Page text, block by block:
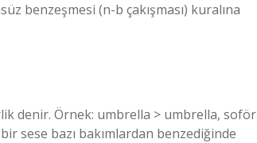
benzeşmesi (n-b çakışması) kuralına
denir. Örnek: umbrella > umbrella, soför
sese bazı bakımlardan benzediğinde